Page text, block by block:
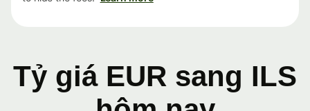
Tỷ giá EUR sang ILS